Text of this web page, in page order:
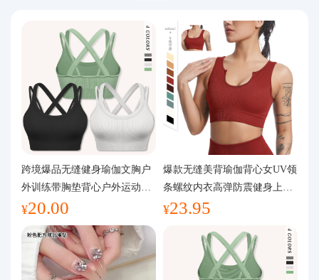
最新公告
物流资讯
代购问答
关于我们
跨境爆品无缝健身瑜伽文胸户
外训练带胸垫背心户外运动瑜
伽服女
¥20.00
爆款无缝美背瑜伽背心女UV领
条螺纹内衣高弹防震健身上装
运动文胸
¥23.95